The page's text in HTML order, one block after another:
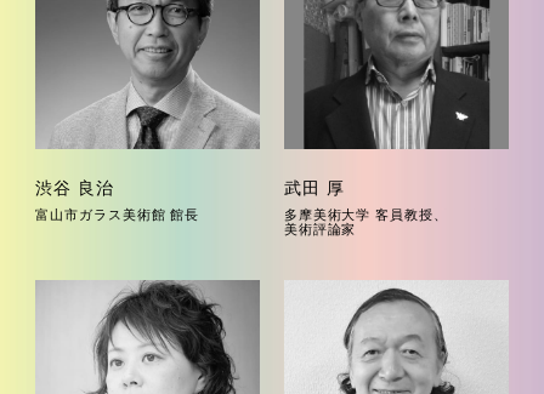
渋谷 良治
富山市ガラス美術館 館長
武田 厚
多摩美術大学 客員教授、
美術評論家